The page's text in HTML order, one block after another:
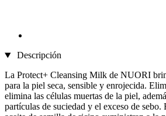
Descripción
La Protect+ Cleansing Milk de NUORI
para la piel seca, sensible y enrojecida.
elimina las células muertas de la piel,
partículas de suciedad y el exceso de sebo.